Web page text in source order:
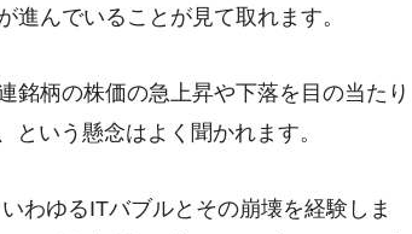
んでいることが見て取れます。
銘柄の株価の急上昇や下落を目の当たり
いう懸念はよく聞かれます。
わゆるITバブルとその崩壊を経験しま